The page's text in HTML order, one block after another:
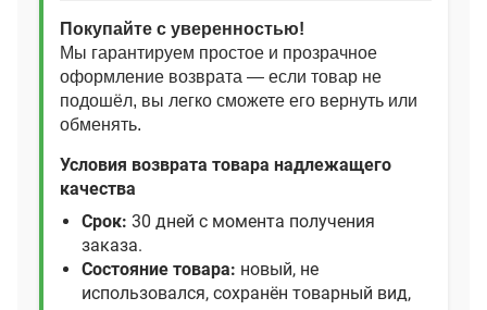
Покупайте с уверенностью!
Мы гарантируем простое и прозрачное
оформление возврата — если товар не
подошёл, вы легко сможете его вернуть или
обменять.
Условия возврата товара надлежащего
качества
Срок: 30 дней с момента получения
заказа.
Состояние товара: новый, не
использовался, сохранён товарный вид,